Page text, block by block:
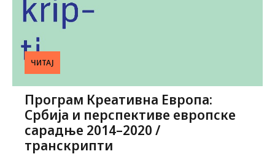
ЧИТАЈ
Програм Креативна Европа:
Србија и перспективе европске
сарадње 2014–2020 /
транскрипти